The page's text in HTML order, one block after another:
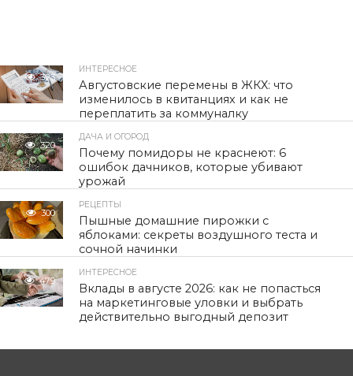
323
ИНТЕРЕСНОЕ
Августовские перемены в ЖКХ: что
изменилось в квитанциях и как не
переплатить за коммуналку
320
ДАЧА И ОГОРОД
Почему помидоры не краснеют: 6
ошибок дачников, которые убивают
урожай
300
РЕЦЕПТЫ
Пышные домашние пирожки с
яблоками: секреты воздушного теста и
сочной начинки
479
ИНТЕРЕСНОЕ
Вклады в августе 2026: как не попасться
на маркетинговые уловки и выбрать
действительно выгодный депозит